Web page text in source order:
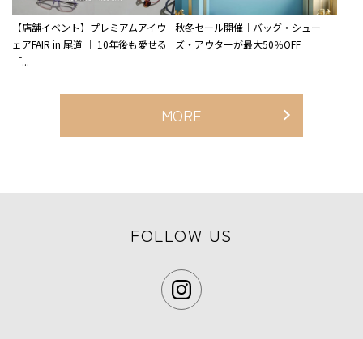
【店舗イベント】プレミアムアイウ
ェアFAIR in 尾道 ｜ 10年後も愛せる
「...
秋冬セール開催｜バッグ・シュー
ズ・アウターが最大50％OFF
MORE
FOLLOW US